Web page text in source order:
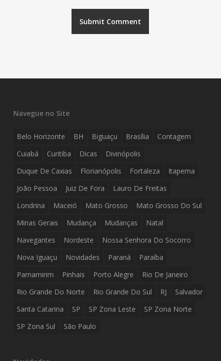
Navegue no Site
Belo Horizonte BH Biguaçu Brasília
Contagem
Cuiabá
Curitiba Dicas
Divinópolis
Duque De Caxias
Florianópolis Fortaleza
Itapema
João Pessoa
Juiz De Fora
Lauro De Freitas
Londrina
Maceió Mato Grosso
Mato Grosso Do Sul
Minas Gerais
Mudança Mudanças
Natal
Navegantes
Nordeste
Nossa Senhora Do Socorro
Nova Iguaçu
Novidades Paraná
Paraíba
Parnamirim
Pinhais Porto Alegre
Rio De Janeiro
Rio Grande Do Norte
Rio Grande Do Sul RJ
Salvador
Santa Catarina
SP SP Zona Leste
SP Zona Norte
SP Zona Sul
São Paulo